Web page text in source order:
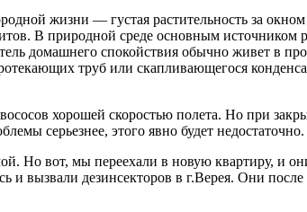
жизни — густая растительность за
В природной среде основным источником
домашнего спокойствия обычно живет в
труб или скапливающегося
хорошей скоростью полета. Но при
серьезнее, этого явно будет недостаточно.
Но вот, мы переехали в новую квартиру, и
вызвали дезинсекторов в г.Верея. Они